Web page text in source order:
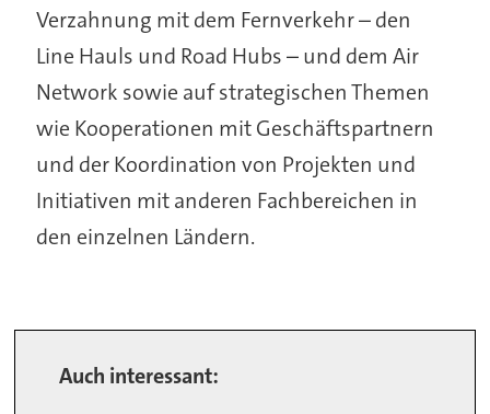
Verzahnung mit dem Fernverkehr – den
Line Hauls und Road Hubs – und dem Air
Network sowie auf strategischen Themen
wie Kooperationen mit Geschäftspartnern
und der Koordination von Projekten und
Initiativen mit anderen Fachbereichen in
den einzelnen Ländern.
Auch interessant: